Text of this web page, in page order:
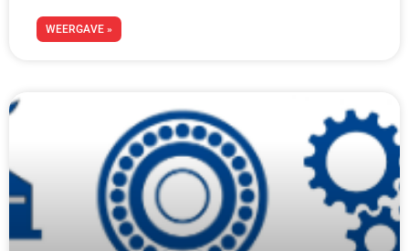
WEERGAVE »